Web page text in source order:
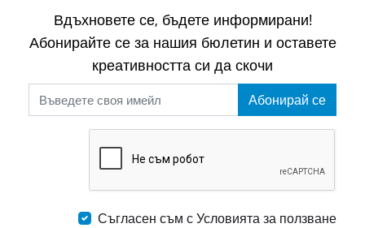
Вдъхновете се, бъдете информирани!
Абонирайте се за нашия бюлетин и оставете
креативността си да скочи
Абонирай се
Съгласен съм с Условията за ползване